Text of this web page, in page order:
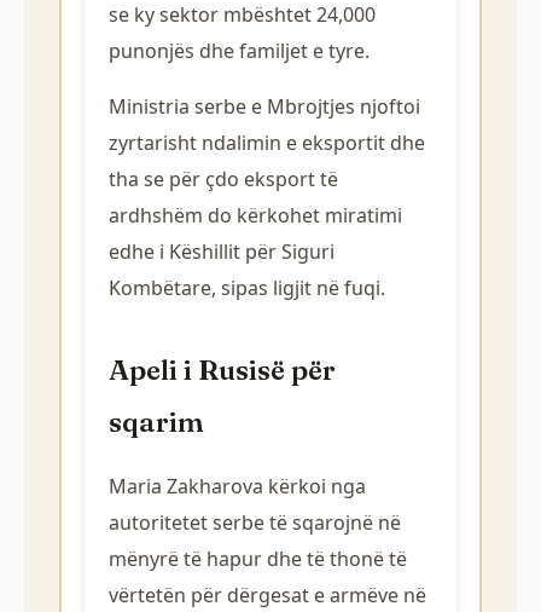
se ky sektor mbështet 24,000
punonjës dhe familjet e tyre.
Ministria serbe e Mbrojtjes njoftoi
zyrtarisht ndalimin e eksportit dhe
tha se për çdo eksport të
ardhshëm do kërkohet miratimi
edhe i Këshillit për Siguri
Kombëtare, sipas ligjit në fuqi.
Apeli i Rusisë për
sqarim
Maria Zakharova kërkoi nga
autoritetet serbe të sqarojnë në
mënyrë të hapur dhe të thonë të
vërtetën për dërgesat e armëve në